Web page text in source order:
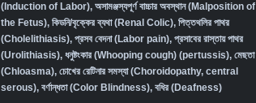
(Induction of Labor), অসামঞ্জস্যপূর্ণ বাচ্চার অবস্থান (Malposition of
the Fetus), কিডনি/বৃক্কের ব্যথা (Renal Colic), পিত্তথলির পাথর
(Cholelithiasis), প্রসব বেদনা (Labor pain), প্রসাবের রাস্তায় পাথর
(Urolithiasis), ধনুষ্টংকার (Whooping cough) (pertussis), মেছতা
(Chloasma), চোখের রেটিনার সমস্যা (Choroidopathy, central
serous), বর্ণান্ধতা (Color Blindness), বধির (Deafness)